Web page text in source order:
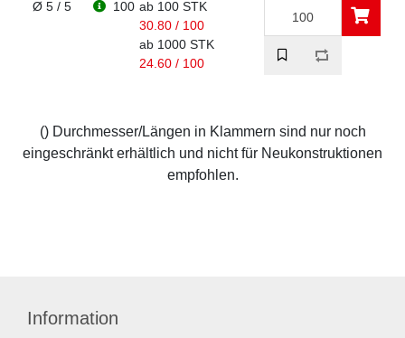
Ø 5 / 5
100 ab 100 STK
30.80 / 100
ab 1000 STK
24.60 / 100
() Durchmesser/Längen in Klammern sind nur noch
eingeschränkt erhältlich und nicht für Neukonstruktionen
empfohlen.
Information